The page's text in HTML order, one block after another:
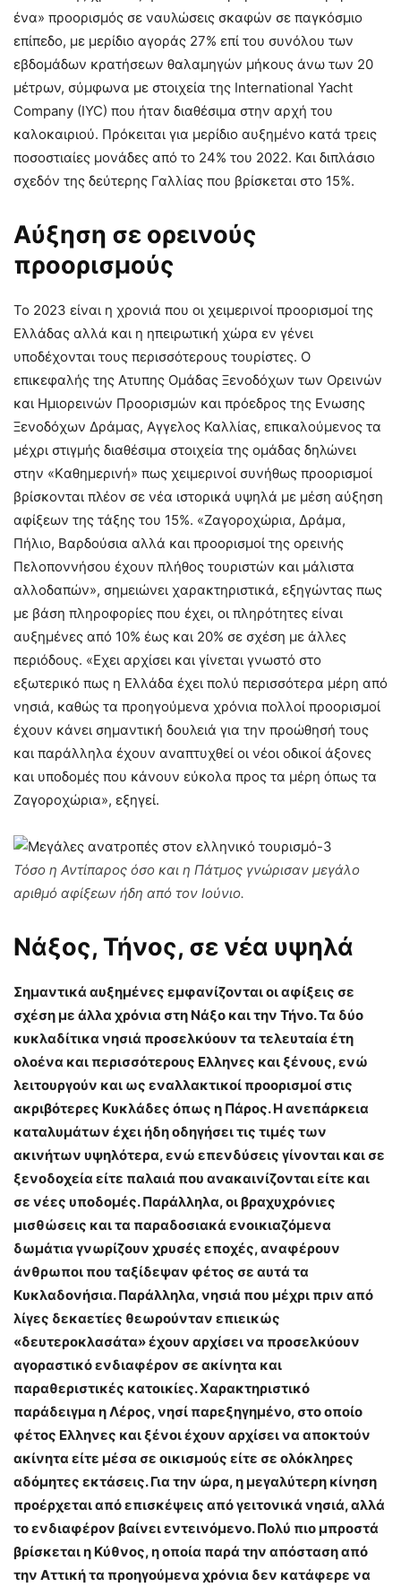
ένα» προορισμός σε ναυλώσεις σκαφών σε παγκόσμιο
επίπεδο, με μερίδιο αγοράς 27% επί του συνόλου των
εβδομάδων κρατήσεων θαλαμηγών μήκους άνω των 20
μέτρων, σύμφωνα με στοιχεία της International Yacht
Company (IYC) που ήταν διαθέσιμα στην αρχή του
καλοκαιριού. Πρόκειται για μερίδιο αυξημένο κατά τρεις
ποσοστιαίες μονάδες από το 24% του 2022. Και διπλάσιο
σχεδόν της δεύτερης Γαλλίας που βρίσκεται στο 15%.
Αύξηση σε ορεινούς
προορισμούς
Το 2023 είναι η χρονιά που οι χειμερινοί προορισμοί της
Ελλάδας αλλά και η ηπειρωτική χώρα εν γένει
υποδέχονται τους περισσότερους τουρίστες. Ο
επικεφαλής της Ατυπης Ομάδας Ξενοδόχων των Ορεινών
και Ημιορεινών Προορισμών και πρόεδρος της Ενωσης
Ξενοδόχων Δράμας, Αγγελος Καλλίας, επικαλούμενος τα
μέχρι στιγμής διαθέσιμα στοιχεία της ομάδας δηλώνει
στην «Kαθημερινή» πως χειμερινοί συνήθως προορισμοί
βρίσκονται πλέον σε νέα ιστορικά υψηλά με μέση αύξηση
αφίξεων της τάξης του 15%. «Ζαγοροχώρια, Δράμα,
Πήλιο, Βαρδούσια αλλά και προορισμοί της ορεινής
Πελοποννήσου έχουν πλήθος τουριστών και μάλιστα
αλλοδαπών», σημειώνει χαρακτηριστικά, εξηγώντας πως
με βάση πληροφορίες που έχει, οι πληρότητες είναι
αυξημένες από 10% έως και 20% σε σχέση με άλλες
περιόδους. «Εχει αρχίσει και γίνεται γνωστό στο
εξωτερικό πως η Ελλάδα έχει πολύ περισσότερα μέρη από
νησιά, καθώς τα προηγούμενα χρόνια πολλοί προορισμοί
έχουν κάνει σημαντική δουλειά για την προώθησή τους
και παράλληλα έχουν αναπτυχθεί οι νέοι οδικοί άξονες
και υποδομές που κάνουν εύκολα προς τα μέρη όπως τα
Ζαγοροχώρια», εξηγεί.
Τόσο η Αντίπαρος όσο και η Πάτμος γνώρισαν μεγάλο
αριθμό αφίξεων ήδη από τον Ιούνιο.
Νάξος, Τήνος, σε νέα υψηλά
Σημαντικά αυξημένες εμφανίζονται οι αφίξεις σε
σχέση με άλλα χρόνια στη Νάξο και την Τήνο. Τα δύο
κυκλαδίτικα νησιά προσελκύουν τα τελευταία έτη
ολοένα και περισσότερους Ελληνες και ξένους, ενώ
λειτουργούν και ως εναλλακτικοί προορισμοί στις
ακριβότερες Κυκλάδες όπως η Πάρος. Η ανεπάρκεια
καταλυμάτων έχει ήδη οδηγήσει τις τιμές των
ακινήτων υψηλότερα, ενώ επενδύσεις γίνονται και σε
ξενοδοχεία είτε παλαιά που ανακαινίζονται είτε και
σε νέες υποδομές. Παράλληλα, οι βραχυχρόνιες
μισθώσεις και τα παραδοσιακά ενοικιαζόμενα
δωμάτια γνωρίζουν χρυσές εποχές, αναφέρουν
άνθρωποι που ταξίδεψαν φέτος σε αυτά τα
Κυκλαδονήσια. Παράλληλα, νησιά που μέχρι πριν από
λίγες δεκαετίες θεωρούνταν επιεικώς
«δευτεροκλασάτα» έχουν αρχίσει να προσελκύουν
αγοραστικό ενδιαφέρον σε ακίνητα και
παραθεριστικές κατοικίες. Χαρακτηριστικό
παράδειγμα η Λέρος, νησί παρεξηγημένο, στο οποίο
φέτος Ελληνες και ξένοι έχουν αρχίσει να αποκτούν
ακίνητα είτε μέσα σε οικισμούς είτε σε ολόκληρες
αδόμητες εκτάσεις. Για την ώρα, η μεγαλύτερη κίνηση
προέρχεται από επισκέψεις από γειτονικά νησιά, αλλά
το ενδιαφέρον βαίνει εντεινόμενο. Πολύ πιο μπροστά
βρίσκεται η Κύθνος, η οποία παρά την απόσταση από
την Αττική τα προηγούμενα χρόνια δεν κατάφερε να